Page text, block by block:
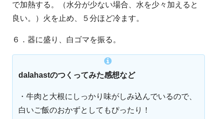
で加熱する。（水分が少ない場合、水を少々加えると
良い。）火を止め、５分ほど冷ます。
６．器に盛り、白ゴマを振る。
dalahastのつくってみた感想など
・牛肉と大根にしっかり味がしみ込んでいるので、
白いご飯のおかずとしてもぴったり！